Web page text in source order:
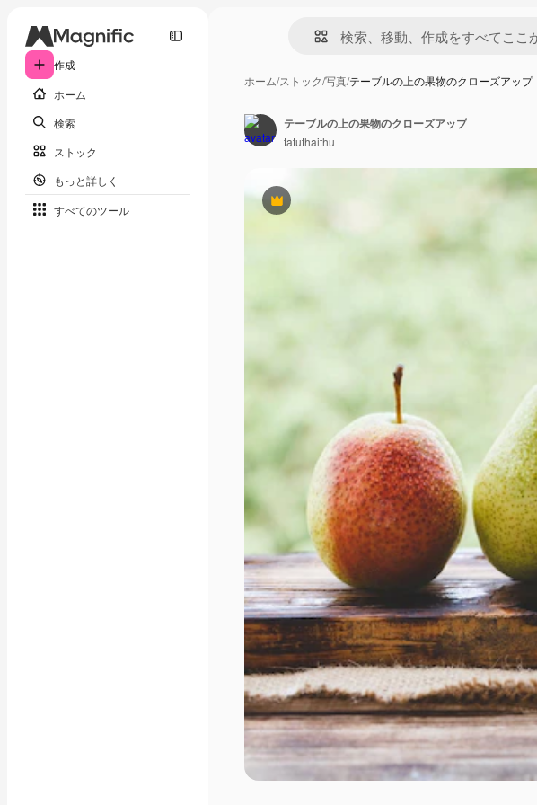
作成
ホーム
検索
ストック
もっと詳しく
すべてのツール
ホーム/ストック/写真/テーブルの上の果物のクローズアップ
Premium
テーブルの上の果物のクローズアップ
tatuthaithu